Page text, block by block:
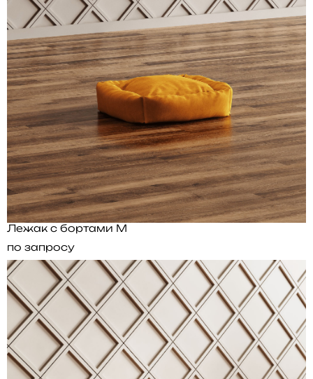
Лежак с бортами M
по запросу